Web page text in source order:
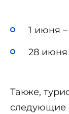
1 июня
28 июня
Также,
следующие